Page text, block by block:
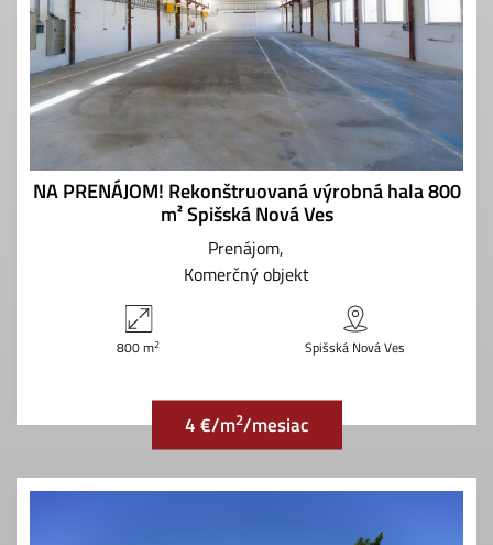
NA PRENÁJOM! Rekonštruovaná výrobná hala 800
m² Spišská Nová Ves
Prenájom
Komerčný objekt
800 m2 Spišská Nová Ves
4 €/m2/mesiac